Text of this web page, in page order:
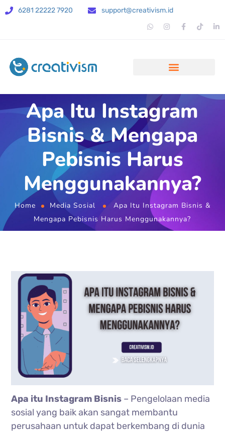
6281 22222 7920 support@creativism.id
Apa Itu Instagram
Bisnis & Mengapa
Pebisnis Harus
Menggunakannya?
Home Media Sosial
Apa Itu Instagram Bisnis &
Mengapa Pebisnis Harus Menggunakannya?
Apa itu Instagram Bisnis – Pengelolaan media
sosial yang baik akan sangat membantu
perusahaan untuk dapat berkembang di dunia